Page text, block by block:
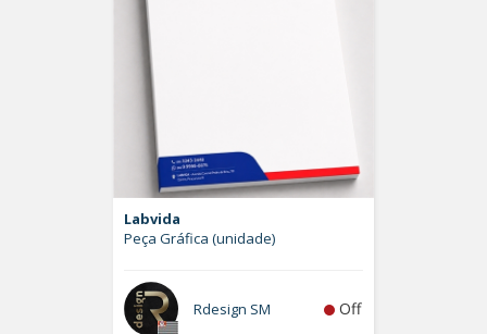
Labvida
Peça Gráfica (unidade)
Rdesign SM Off